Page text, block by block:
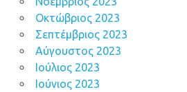
Οκτώβριος 2023
Σεπτέμβριος 2023
Αύγουστος 2023
Ιούλιος 2023
Ιούνιος 2023